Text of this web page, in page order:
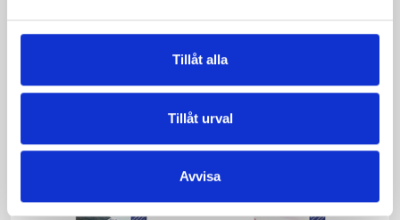
Tillåt alla
Tillåt urval
Avvisa
KRAV 1 liter
1,5% laktosfri 3dl